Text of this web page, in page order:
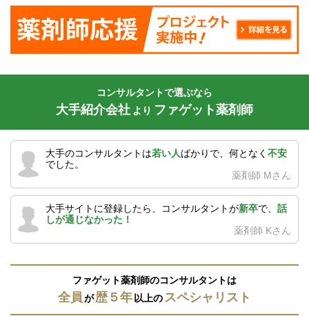
コンサルタントで選ぶなら
大手紹介会社 より ファゲット薬剤師
大手のコンサルタントは若い人ばかりで、何となく 不安
でした。
薬剤師 Mさん
大手サイトに登録したら、コンサルタントが新卒で、 話
しが通じなかった！
薬剤師 Kさん
ファゲット薬剤師のコンサルタントは
全員が歴５年 以上のスペシャリスト